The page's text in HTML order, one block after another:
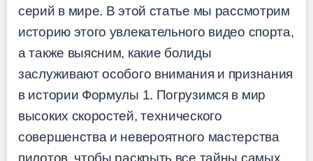
серий в мире. В этой статье мы рассмотрим
историю этого увлекательного видео спорта,
а также выясним, какие болиды
заслуживают особого внимания и признания
в истории Формулы 1. Погрузимся в мир
высоких скоростей, технического
совершенства и невероятного мастерства
пилотов, чтобы раскрыть все тайны самых